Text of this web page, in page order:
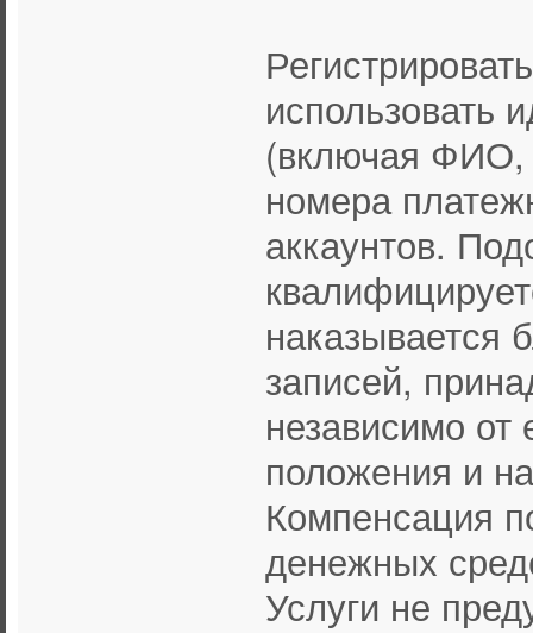
использовать
(включая ФИО,
номера
аккаунтов.
наказывается
записей,
независимо от
положения и
Компенсация
денежных
Услуги не